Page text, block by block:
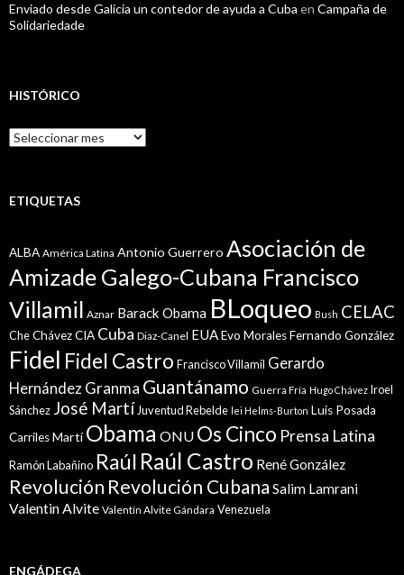
Enviado desde Galicia un contedor de ayuda a Cuba en Campaña de
Solidariedade
HISTÓRICO
Histórico
ETIQUETAS
ALBA América Latina Antonio Guerrero Asociación de
Amizade Galego-Cubana Francisco
Villamil Aznar Barack Obama BLoqueo Bush CELAC
CheChávezCIA Cuba Diaz-Canel EUAEvo MoralesFernando González
Fidel Fidel Castro Francisco Villamil Gerardo
Hernández Granma Guantánamo Guerra Fría Hugo Chávez Iroel
Sánchez José Martí Juventud Rebelde lei Helms-Burton Luis Posada
CarrilesMartí Obama ONU Os Cinco Prensa Latina
Ramón Labañino Raúl Raúl Castro René González
Revolución Revolución Cubana Salim Lamrani
Valentin Alvite Valentín Alvite Gándara Venezuela
ENGÁDEGA